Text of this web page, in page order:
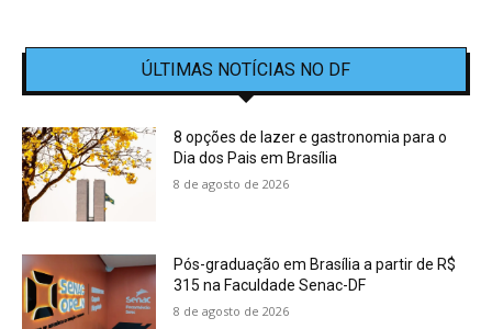
ÚLTIMAS NOTÍCIAS NO DF
8 opções de lazer e gastronomia para o
Dia dos Pais em Brasília
8 de agosto de 2026
Pós-graduação em Brasília a partir de R$
315 na Faculdade Senac-DF
8 de agosto de 2026